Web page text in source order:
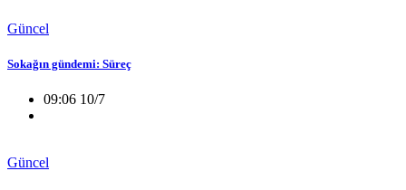
Güncel
Sokağın gündemi: Süreç
09:06 10/7
Güncel